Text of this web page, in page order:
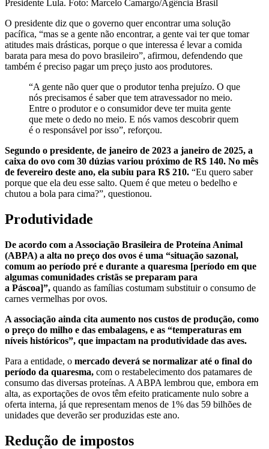
Presidente Lula. Foto: Marcelo Camargo/Agência Brasil
O presidente diz que o governo quer encontrar uma solução
pacífica, “mas se a gente não encontrar, a gente vai ter que tomar
atitudes mais drásticas, porque o que interessa é levar a comida
barata para mesa do povo brasileiro”, afirmou, defendendo que
também é preciso pagar um preço justo aos produtores.
“A gente não quer que o produtor tenha prejuízo. O que
nós precisamos é saber que tem atravessador no meio.
Entre o produtor e o consumidor deve ter muita gente
que mete o dedo no meio. E nós vamos descobrir quem
é o responsável por isso”, reforçou.
Segundo o presidente, de janeiro de 2023 a janeiro de 2025, a
caixa do ovo com 30 dúzias variou próximo de R$ 140. No mês
de fevereiro deste ano, ela subiu para R$ 210. “Eu quero saber
porque que ela deu esse salto. Quem é que meteu o bedelho e
chutou a bola para cima?”, questionou.
Produtividade
De acordo com a Associação Brasileira de Proteína Animal
(ABPA) a alta no preço dos ovos é uma “situação sazonal,
comum ao período pré e durante a quaresma [período em que
algumas comunidades cristãs se preparam para
a Páscoa]”, quando as famílias costumam substituir o consumo de
carnes vermelhas por ovos.
A associação ainda cita aumento nos custos de produção, como
o preço do milho e das embalagens, e as “temperaturas em
níveis históricos”, que impactam na produtividade das aves.
Para a entidade, o mercado deverá se normalizar até o final do
período da quaresma, com o restabelecimento dos patamares de
consumo das diversas proteínas. A ABPA lembrou que, embora em
alta, as exportações de ovos têm efeito praticamente nulo sobre a
oferta interna, já que representam menos de 1% das 59 bilhões de
unidades que deverão ser produzidas este ano.
Redução de impostos